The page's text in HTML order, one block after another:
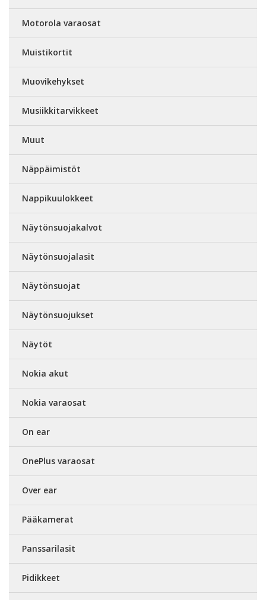
Motorola varaosat
Muistikortit
Muovikehykset
Musiikkitarvikkeet
Muut
Näppäimistöt
Nappikuulokkeet
Näytönsuojakalvot
Näytönsuojalasit
Näytönsuojat
Näytönsuojukset
Näytöt
Nokia akut
Nokia varaosat
On ear
OnePlus varaosat
Over ear
Pääkamerat
Panssarilasit
Pidikkeet